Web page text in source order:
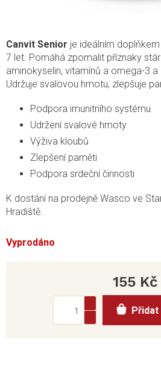
Vyprodáno
Canvit Senior je ideálním
7 let. Pomáhá zpomalit příznaky
aminokyselin, vitamínů a omega-3
Udržuje svalovou hmotu, zlepšuje
Podpora imunitního systému
Udržení svalové hmoty
Výživa kloubů
Zlepšení paměti
Podpora srdeční činnosti
K dostání na prodejně Wasco ve
Hradiště.
155 Kč
cena:
Přidat